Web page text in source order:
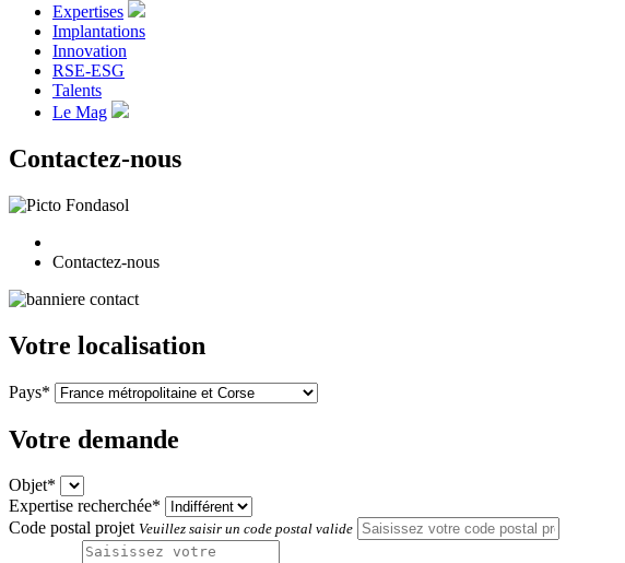
Expertises
Implantations
Innovation
RSE-ESG
Talents
Le Mag
Contactez-nous
Contactez-nous
Votre localisation
Pays*
Votre demande
Objet*
Expertise recherchée*
Code postal projet Veuillez saisir un code postal valide